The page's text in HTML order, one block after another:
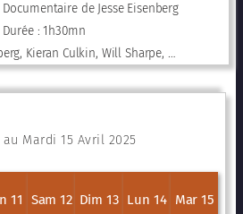
de Jesse Eisenberg
Durée : 1h30mn
Kieran Culkin, Will Sharpe, …
Mardi 15 Avril 2025
11 Sam 12 Dim 13 Lun 14 Mar 15